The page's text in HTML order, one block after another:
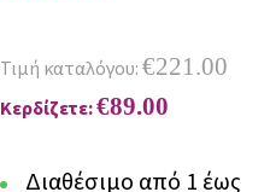
Τιμή καταλόγου: €221.00
Κερδίζετε:€89.00
Διαθέσιμο από 1 έως